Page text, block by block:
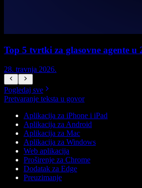
Top 5 tvrtki za glasovne agente u
28. travnja 2026.
Pogledaj sve
Pretvaranje teksta u govor
Aplikacija za iPhone i iPad
Aplikacija za Android
Aplikacija za Mac
Aplikacija za Windows
Web aplikacija
Proširenje za Chrome
Dodatak za Edge
Preuzimanje